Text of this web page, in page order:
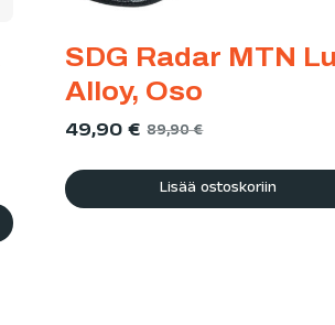
SDG Radar MTN
Alloy, Oso
49,90€ 89,90€
Lisää ostoskoriin